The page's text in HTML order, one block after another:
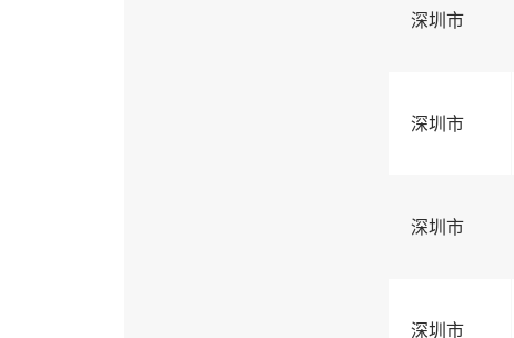
深圳市
深圳市
深圳市
深圳市